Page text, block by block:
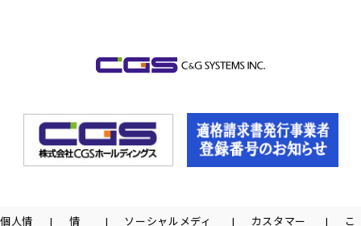
個人情 情 ソーシャルメディ カスタマー こ